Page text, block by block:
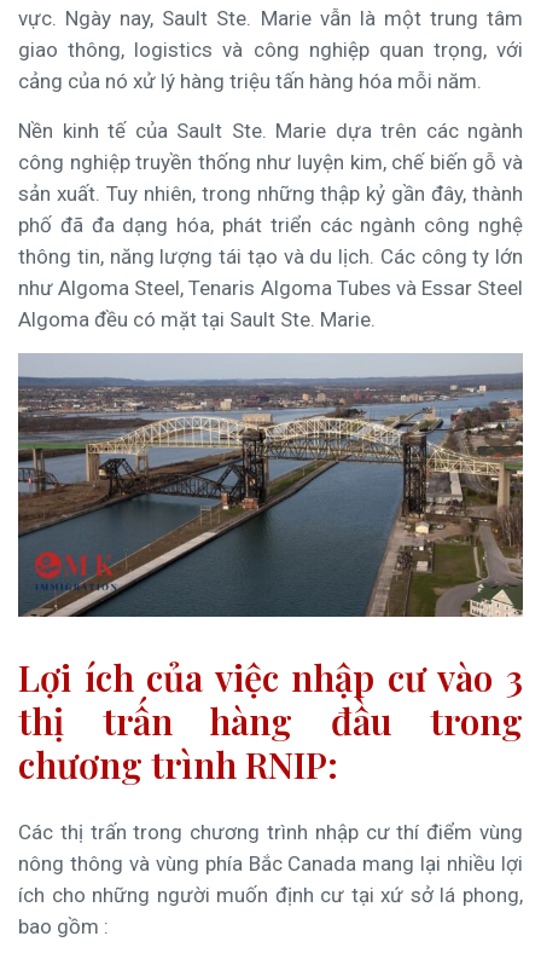
vực. Ngày nay, Sault Ste. Marie vẫn là một trung tâm
giao thông, logistics và công nghiệp quan trọng, với
cảng của nó xử lý hàng triệu tấn hàng hóa mỗi năm.
Nền kinh tế của Sault Ste. Marie dựa trên các ngành
công nghiệp truyền thống như luyện kim, chế biến gỗ và
sản xuất. Tuy nhiên, trong những thập kỷ gần đây, thành
phố đã đa dạng hóa, phát triển các ngành công nghệ
thông tin, năng lượng tái tạo và du lịch. Các công ty lớn
như Algoma Steel, Tenaris Algoma Tubes và Essar Steel
Algoma đều có mặt tại Sault Ste. Marie.
Lợi ích của việc nhập cư vào 3
thị trấn hàng đầu trong
chương trình RNIP:
Các thị trấn trong chương trình nhập cư thí điểm vùng
nông thông và vùng phía Bắc Canada mang lại nhiều lợi
ích cho những người muốn định cư tại xứ sở lá phong,
bao gồm :